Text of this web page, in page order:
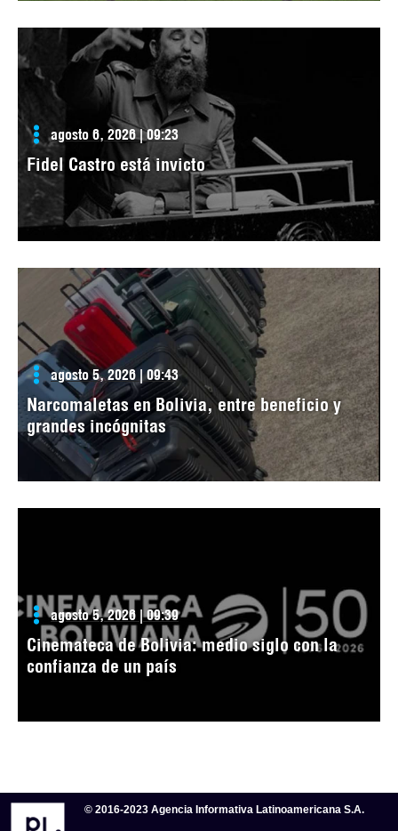
agosto 6, 2026 | 09:23
Fidel Castro está invicto
agosto 5, 2026 | 09:43
Narcomaletas en Bolivia, entre beneficio y
grandes incógnitas
agosto 5, 2026 | 09:39
Cinemateca de Bolivia: medio siglo con la
confianza de un país
© 2016-2023 Agencia Informativa Latinoamericana S.A.